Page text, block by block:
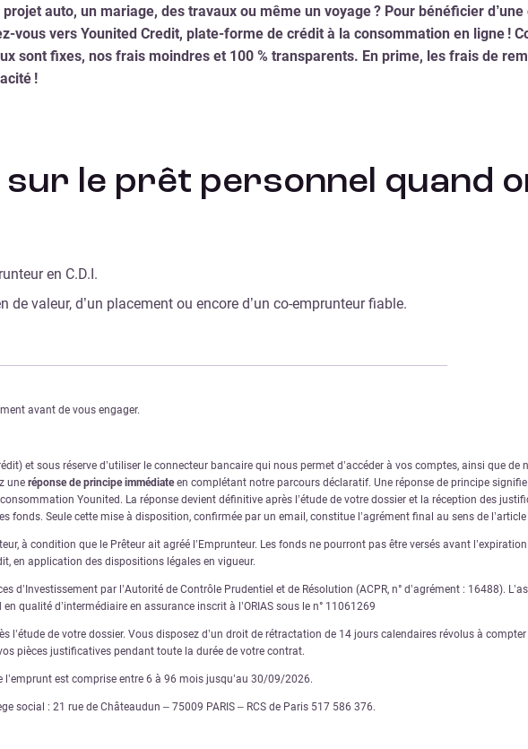
auto, un mariage, des travaux ou même un voyage ? Pour bénéficier
vers Younited Credit, plate-forme de crédit à la consommation en ligne !
sont fixes, nos frais moindres et 100 % transparents. En prime, les frais de
!
le prêt personnel quand
en C.D.I.
de valeur, d’un placement ou encore d’un co-emprunteur fiable.
avant de vous engager.
et sous réserve d’utiliser le connecteur bancaire qui nous permet d’accéder à vos comptes, ainsi que
une réponse de principe immédiateen complétant notre parcours déclaratif. Une réponse de principe
Younited. La réponse devient définitive après l’étude de votre dossier et la réception des
fonds. Seule cette mise à disposition, confirmée par un email, constitue l’agrément final au sens de
à condition que le Prêteur ait agréé l’Emprunteur. Les fonds ne pourront pas être versés avant
en application des dispositions légales en vigueur.
d’Investissement par l’Autorité de Contrôle Prudentiel et de Résolution (ACPR, n° d’agrément : 16488).
qualité d’intermédiaire en assurance inscrit à l’ORIAS sous le n° 11061269
l’étude de votre dossier. Vous disposez d’un droit de rétractation de 14 jours calendaires révolus à
pièces justificatives pendant toute la durée de votre contrat.
l’emprunt est comprise entre 6 à 96 mois jusqu’au 30/09/2026.
social : 21 rue de Châteaudun – 75009 PARIS – RCS de Paris 517 586 376.